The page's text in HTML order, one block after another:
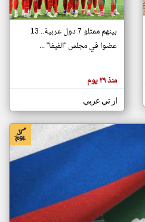
تغيير الدولة
اخبار جزر القمر على مدار الساعة
أهم اخبار جزر القمر العاجلة والمباشرة
بينهم ممثلو 7 دول عربية.. 13
عضوا في مجلس "الفيفا" ...
منذ ٢٩ يوم
ار تي عربي
klyoum.com